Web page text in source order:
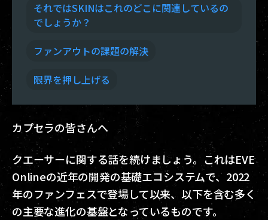
それではSKINはこれのどこに関連しているの
でしょうか？
ファンアウトの課題の解決
限界を押し上げる
カプセラの皆さんへ
クエーサーに関する話を続けましょう。これはEVE
Onlineの近年の開発の基礎エコシステムで、2022
年のファンフェスで登場して以来、以下を含む多く
の主要な進化の基盤となっているものです。